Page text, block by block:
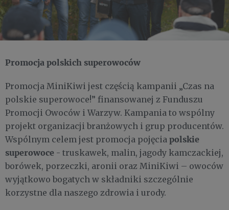
Promocja polskich superowoców
Promocja MiniKiwi jest częścią kampanii „Czas na
polskie superowoce!” finansowanej z Funduszu
Promocji Owoców i Warzyw. Kampania to wspólny
projekt organizacji branżowych i grup producentów.
Wspólnym celem jest promocja pojęcia polskie
superowoce - truskawek, malin, jagody kamczackiej,
borówek, porzeczki, aronii oraz MiniKiwi – owoców
wyjątkowo bogatych w składniki szczególnie
korzystne dla naszego zdrowia i urody.